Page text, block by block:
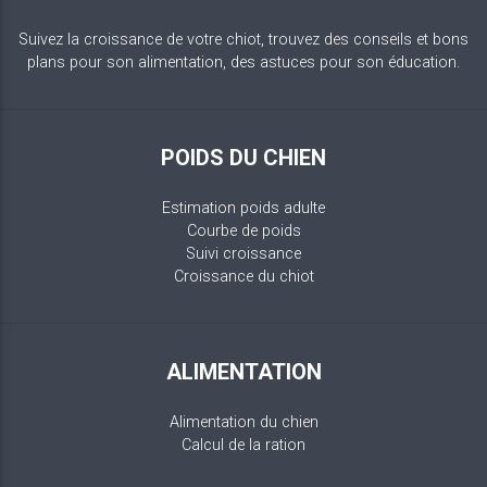
Suivez la croissance de votre chiot, trouvez des conseils et bons
plans pour son alimentation, des astuces pour son éducation.
POIDS DU CHIEN
Estimation poids adulte
Courbe de poids
Suivi croissance
Croissance du chiot
ALIMENTATION
Alimentation du chien
Calcul de la ration